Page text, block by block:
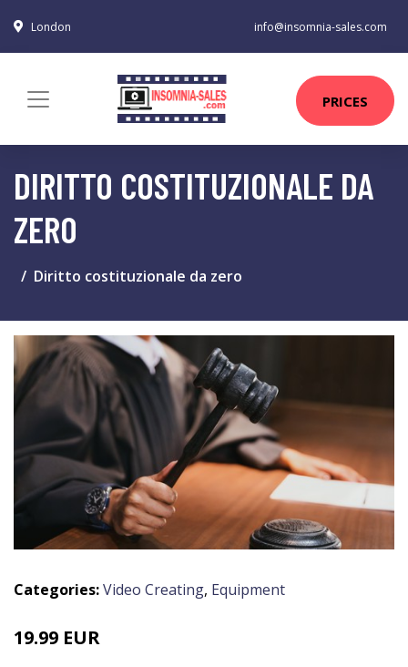
London info@insomnia-sales.com
PRICES
DIRITTO COSTITUZIONALE DA
ZERO
Diritto costituzionale da zero
Categories:Video Creating, Equipment
19.99 EUR